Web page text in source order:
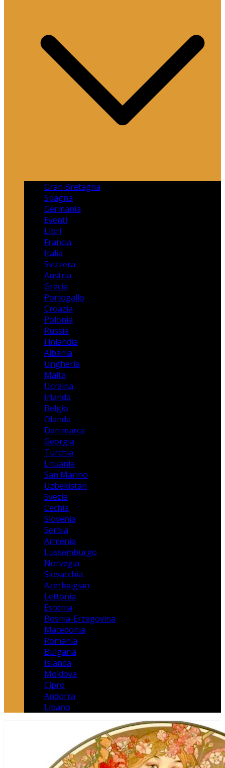
Gran Bretagna
Spagna
Germania
Eventi
Libri
Francia
Italia
Svizzera
Austria
Grecia
Portogallo
Croazia
Polonia
Russia
Finlandia
Albania
Ungheria
Malta
Ucraina
Irlanda
Belgio
Olanda
Danimarca
Georgia
Turchia
Lituania
San Marino
Uzbekistan
Svezia
Cechia
Slovenia
Serbia
Armenia
Lussemburgo
Norvegia
Slovacchia
Azerbaigian
Lettonia
Estonia
Bosnia-Erzegovina
Macedonia
Romania
Bulgaria
Islanda
Moldova
Cipro
Andorra
Libano